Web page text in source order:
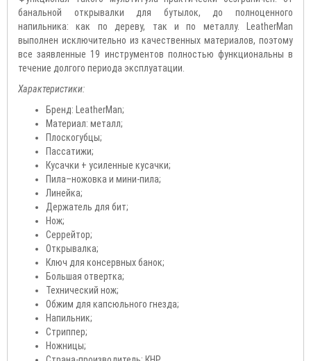
банальной открывалки для бутылок, до полноценного
напильника: как по дереву, так и по металлу. LeatherMan
выполнен исключительно из качественных материалов, поэтому
все заявленные 19 инструментов полностью функциональны в
течение долгого периода эксплуатации.
Характеристики:
Бренд: LeatherMan;
Материал: металл;
Плоскогубцы;
Пассатижи;
Кусачки + усиленные кусачки;
Пила–ножовка и мини-пила;
Линейка;
Держатель для бит;
Нож;
Серрейтор;
Открывалка;
Ключ для консервных банок;
Большая отвертка;
Технический нож;
Обжим для капсюльного гнезда;
Напильник;
Стриппер;
Ножницы;